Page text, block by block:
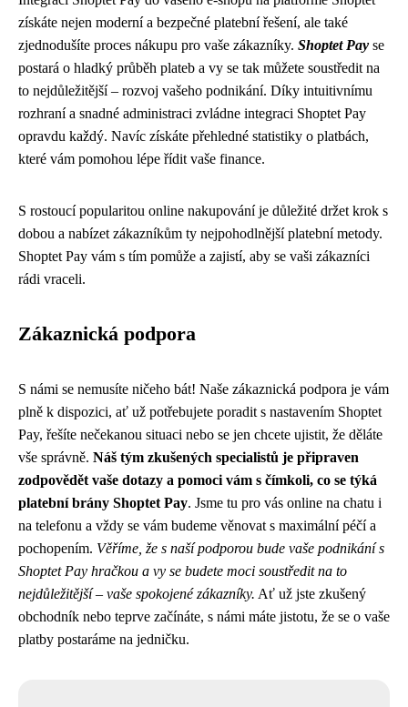
získáte nejen moderní a bezpečné platební řešení, ale také
zjednodušíte proces nákupu pro vaše zákazníky. Shoptet Pay se
postará o hladký průběh plateb a vy se tak můžete soustředit na
to nejdůležitější – rozvoj vašeho podnikání. Díky intuitivnímu
rozhraní a snadné administraci zvládne integraci Shoptet Pay
opravdu každý. Navíc získáte přehledné statistiky o platbách,
které vám pomohou lépe řídit vaše finance.
S rostoucí popularitou online nakupování je důležité držet krok s
dobou a nabízet zákazníkům ty nejpohodlnější platební metody.
Shoptet Pay vám s tím pomůže a zajistí, aby se vaši zákazníci
rádi vraceli.
Zákaznická podpora
S námi se nemusíte ničeho bát! Naše zákaznická podpora je vám
plně k dispozici, ať už potřebujete poradit s nastavením Shoptet
Pay, řešíte nečekanou situaci nebo se jen chcete ujistit, že děláte
vše správně. Náš tým zkušených specialistů je připraven
zodpovědět vaše dotazy a pomoci vám s čímkoli, co se týká
platební brány Shoptet Pay. Jsme tu pro vás online na chatu i
na telefonu a vždy se vám budeme věnovat s maximální péčí a
pochopením. Věříme, že s naší podporou bude vaše podnikání s
Shoptet Pay hračkou a vy se budete moci soustředit na to
nejdůležitější – vaše spokojené zákazníky. Ať už jste zkušený
obchodník nebo teprve začínáte, s námi máte jistotu, že se o vaše
platby postaráme na jedničku.